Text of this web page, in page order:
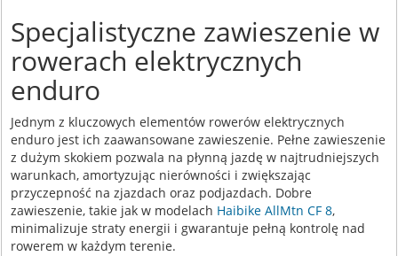
Specjalistyczne zawieszenie w
rowerach elektrycznych
enduro
Jednym z kluczowych elementów rowerów elektrycznych
enduro jest ich zaawansowane zawieszenie. Pełne zawieszenie
z dużym skokiem pozwala na płynną jazdę w najtrudniejszych
warunkach, amortyzując nierówności i zwiększając
przyczepność na zjazdach oraz podjazdach. Dobre
zawieszenie, takie jak w modelach Haibike AllMtn CF 8,
minimalizuje straty energii i gwarantuje pełną kontrolę nad
rowerem w każdym terenie.